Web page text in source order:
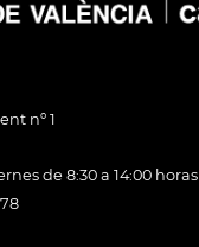
nº 1
de 8:30 a 14:00 horas